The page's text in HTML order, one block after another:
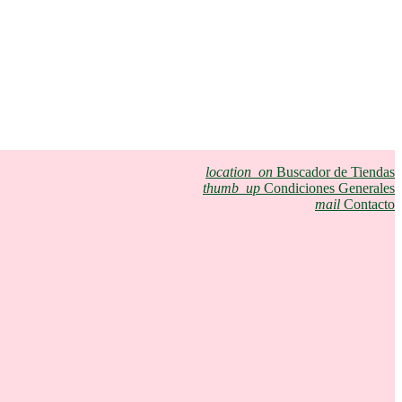
location_on Buscador de Tiendas
thumb_up Condiciones Generales
mail Contacto